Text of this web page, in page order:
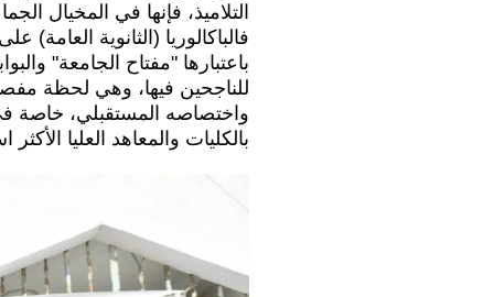
التلاميذ، فإنها في المخيال
فالباكالوريا (الثانوية
باعتبارها "مفتاح الجامعة"
للناجحين فيها، وهي لحظة
واختصاصه المستقبلي، خاصة
بالكليات والمعاهد العليا الأكثر